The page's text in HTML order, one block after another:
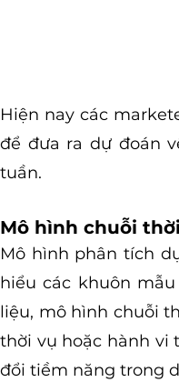
Hiện nay các
để đưa ra dự đoán
tuần.
Mô hình chuỗi
Mô hình phân tích
hiểu các khuôn
liệu, mô hình chuỗi
thời vụ hoặc hành vi
đổi tiềm năng trong